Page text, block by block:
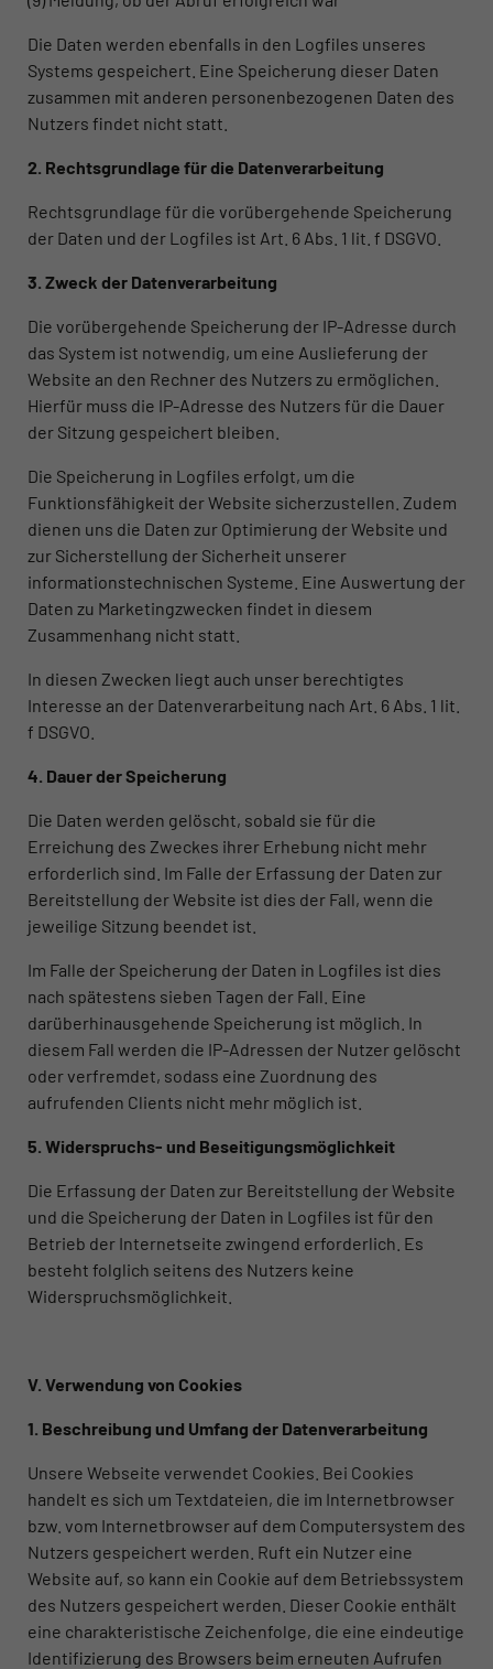
Die Daten werden ebenfalls in den Logfiles unseres
Systems gespeichert. Eine Speicherung dieser Daten
zusammen mit anderen personenbezogenen Daten des
Nutzers findet nicht statt.
2. Rechtsgrundlage für die Datenverarbeitung
Rechtsgrundlage für die vorübergehende Speicherung
der Daten und der Logfiles ist Art. 6 Abs. 1 lit. f DSGVO.
3. Zweck der Datenverarbeitung
Die vorübergehende Speicherung der IP-Adresse durch
das System ist notwendig, um eine Auslieferung der
Website an den Rechner des Nutzers zu ermöglichen.
Hierfür muss die IP-Adresse des Nutzers für die Dauer
der Sitzung gespeichert bleiben.
Die Speicherung in Logfiles erfolgt, um die
Funktionsfähigkeit der Website sicherzustellen. Zudem
dienen uns die Daten zur Optimierung der Website und
zur Sicherstellung der Sicherheit unserer
informationstechnischen Systeme. Eine Auswertung der
Daten zu Marketingzwecken findet in diesem
Zusammenhang nicht statt.
In diesen Zwecken liegt auch unser berechtigtes
Interesse an der Datenverarbeitung nach Art. 6 Abs. 1 lit.
f DSGVO.
4. Dauer der Speicherung
Die Daten werden gelöscht, sobald sie für die
Erreichung des Zweckes ihrer Erhebung nicht mehr
erforderlich sind. Im Falle der Erfassung der Daten zur
Bereitstellung der Website ist dies der Fall, wenn die
jeweilige Sitzung beendet ist.
Im Falle der Speicherung der Daten in Logfiles ist dies
nach spätestens sieben Tagen der Fall. Eine
darüberhinausgehende Speicherung ist möglich. In
diesem Fall werden die IP-Adressen der Nutzer gelöscht
oder verfremdet, sodass eine Zuordnung des
aufrufenden Clients nicht mehr möglich ist.
5. Widerspruchs- und Beseitigungsmöglichkeit
Die Erfassung der Daten zur Bereitstellung der Website
und die Speicherung der Daten in Logfiles ist für den
Betrieb der Internetseite zwingend erforderlich. Es
besteht folglich seitens des Nutzers keine
Widerspruchsmöglichkeit.
V. Verwendung von Cookies
1. Beschreibung und Umfang der Datenverarbeitung
Unsere Webseite verwendet Cookies. Bei Cookies
handelt es sich um Textdateien, die im Internetbrowser
bzw. vom Internetbrowser auf dem Computersystem des
Nutzers gespeichert werden. Ruft ein Nutzer eine
Website auf, so kann ein Cookie auf dem Betriebssystem
des Nutzers gespeichert werden. Dieser Cookie enthält
eine charakteristische Zeichenfolge, die eine eindeutige
Identifizierung des Browsers beim erneuten Aufrufen